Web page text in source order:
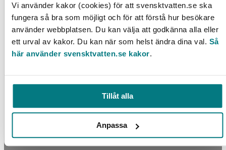
Vi använder kakor (cookies) för att svensktvatten.se ska
fungera så bra som möjligt och för att förstå hur besökare
använder webbplatsen. Du kan välja att godkänna alla eller
ett urval av kakor. Du kan när som helst ändra dina val. Så
här använder svensktvatten.se kakor.
Tillåt alla
Anpassa
Läck- och dräneringsvatten i spillvattensystem
LÄS MER